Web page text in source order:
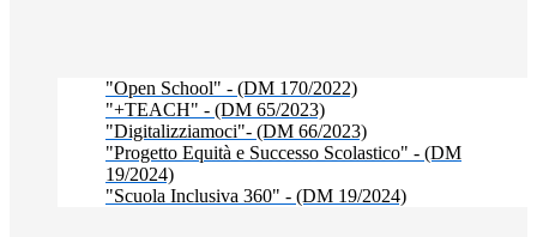
"Open School" - (DM 170/2022)
"+TEACH" - (DM 65/2023)
"Digitalizziamoci"- (DM 66/2023)
"Progetto Equità e Successo Scolastico" - (DM
19/2024)
"Scuola Inclusiva 360" - (DM 19/2024)